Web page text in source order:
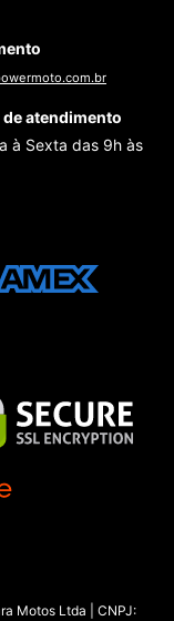
atendimento
à Sexta das 9h às
Motos Ltda | CNPJ: